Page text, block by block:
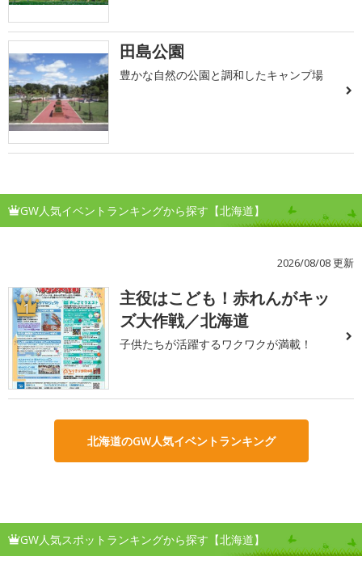
田島公園
豊かな自然の公園と調和したキャンプ場
GW人気イベントランキングから探す【北海道】
2026/08/08 更新
1
主役はこども！赤れんがキッ
ズ大作戦／北海道
子供たちが活躍するワクワクが満載！
北海道のGW人気イベントランキング
GW人気スポットランキングから探す【北海道】